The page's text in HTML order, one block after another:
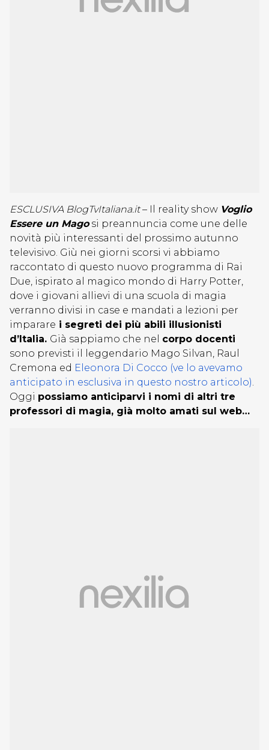
ESCLUSIVA BlogTvItaliana.it– Il reality show Voglio
Essere un Magosi preannuncia come une delle
novità più interessanti del prossimo autunno
televisivo. Giù nei giorni scorsi vi abbiamo
raccontato di questo nuovo programma di Rai
Due, ispirato al magico mondo di Harry Potter,
dove i giovani allievi di una scuola di magia
verranno divisi in case e mandati a lezioni per
imparare i segreti dei più abili illusionisti
d’Italia. Già sappiamo che nel corpo docenti
sono previsti il leggendario Mago Silvan, Raul
Cremona ed Eleonora Di Cocco (ve lo avevamo
anticipato in esclusiva in questo nostro articolo).
Oggi possiamo anticiparvi i nomi di altri tre
professori di magia, già molto amati sul web…